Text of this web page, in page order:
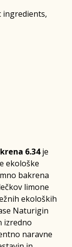
ingredients,
6.34je
ekološke
bakrena
limone
ekoloških
Naturigin
izredno
naravne